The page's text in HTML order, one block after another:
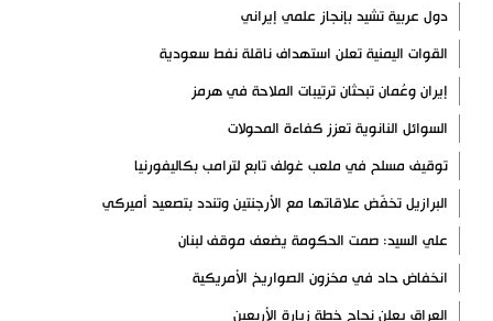
دول عربية تشيد بإنجاز علمي إيراني
القوات اليمنية تعلن استهداف ناقلة نفط سعودية
إيران وعُمان تبحثان ترتيبات الملاحة في هرمز
السوائل النانوية تعزز كفاءة المحولات
توقيف مسلح في ملعب غولف تابع لترامب بكاليفورنيا
البرازيل تخفّض علاقاتها مع الأرجنتين وتندد بتصعيد أميركي
علي السيد: صمت الحكومة يضعف موقف لبنان
انخفاض حاد في مخزون الصواريخ الأمريكية
العراق يعلن نجاح خطة زيارة الأربعين